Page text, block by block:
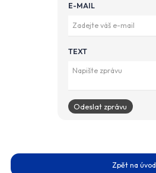
E-MAIL
TEXT
Zpět na úvod